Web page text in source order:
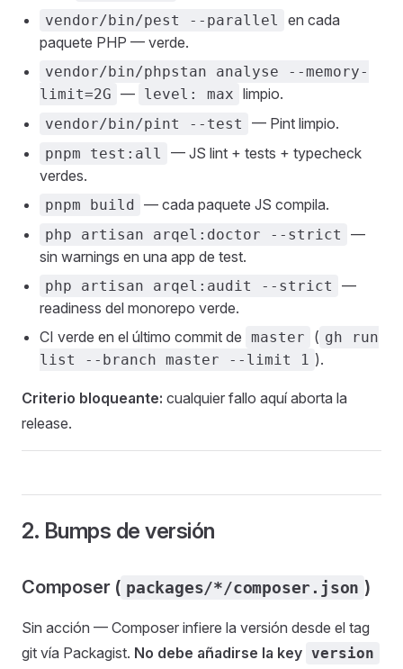
vendor/bin/pest --parallel
en cada
paquete PHP — verde.
vendor/bin/phpstan analyse --memory-
limit=2G — level: max limpio.
vendor/bin/pint --test — Pint limpio.
pnpm test:all
— JS lint + tests + typecheck
verdes.
pnpm build — cada paquete JS compila.
php artisan arqel:doctor --strict
—
sin warnings en una app de test.
php artisan arqel:audit --strict
—
readiness del monorepo verde.
CI verde en el último commit de master ( gh run
list --branch master --limit 1 ).
Criterio bloqueante: cualquier fallo aquí aborta la
release.
2. Bumps de versión
Composer ( packages/*/composer.json )
Sin acción — Composer infiere la versión desde el tag
git vía Packagist. No debe añadirse la key version